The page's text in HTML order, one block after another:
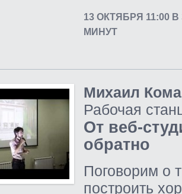
13 ОКТЯБРЯ 11:00
МИНУТ
Михаил
Рабочая
От веб-
обратно
Поговорим о
построить